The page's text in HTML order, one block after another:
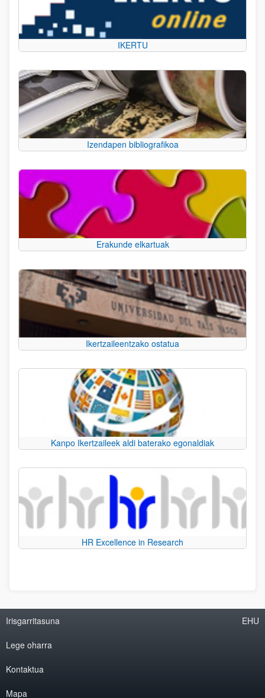
IKERTU
Izendapen bibliografikoa
Erakunde elkartuak
Ikertzaileentzako ostatua
Kanpo Ikertzaileek aldi baterako egonaldiak
HR Excellence in Research
Irisgarritasuna
Lege oharra
Kontaktua
Mapa
EHU